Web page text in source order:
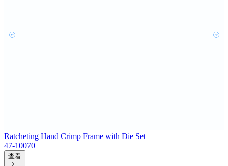
Ratcheting Hand Crimp Frame with Die Set
47-10070
查看